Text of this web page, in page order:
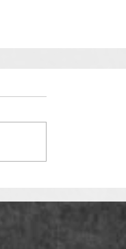
Motorrad gegen Auto